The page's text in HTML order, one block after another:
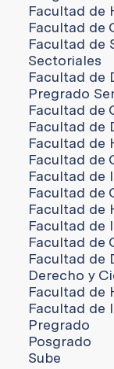
Facultad de
Facultad de
Facultad de
Sectoriales
Facultad de
Pregrado
Facultad de
Facultad de
Facultad de
Facultad de
Facultad de
Facultad de
Facultad de
Facultad de
Facultad de
Facultad de
Derecho y
Facultad de
Facultad de
Pregrado
Posgrado
Sube